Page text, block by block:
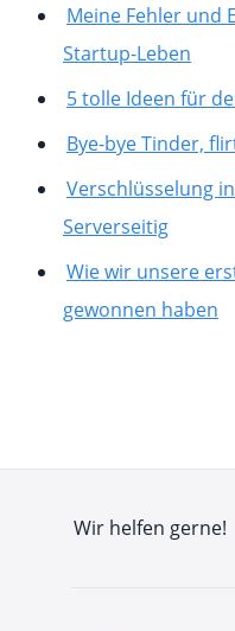
Meine Fehler und
Startup-Leben
5 tolle Ideen für
Bye-bye Tinder,
Verschlüsselung
Serverseitig
Wie wir unsere
gewonnen haben
Wir helfen gerne!